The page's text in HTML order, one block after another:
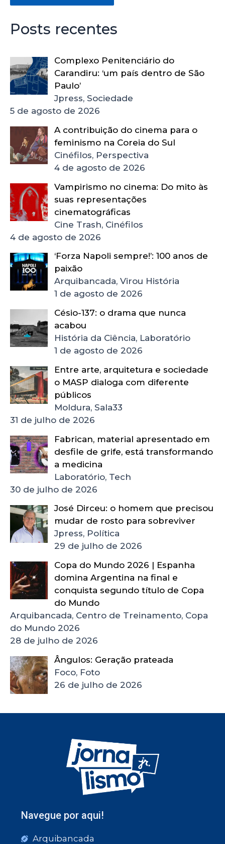
Posts recentes
Complexo Penitenciário do
Carandiru: ‘um país dentro de São
Paulo’
Jpress, Sociedade
5 de agosto de 2026
A contribuição do cinema para o
feminismo na Coreia do Sul
Cinéfilos, Perspectiva
4 de agosto de 2026
Vampirismo no cinema: Do mito às
suas representações
cinematográficas
Cine Trash, Cinéfilos
4 de agosto de 2026
‘Forza Napoli sempre!’: 100 anos de
paixão
Arquibancada, Virou História
1 de agosto de 2026
Césio-137: o drama que nunca
acabou
História da Ciência, Laboratório
1 de agosto de 2026
Entre arte, arquitetura e sociedade
o MASP dialoga com diferente
públicos
Moldura, Sala33
31 de julho de 2026
Fabrican, material apresentado em
desfile de grife, está transformando
a medicina
Laboratório, Tech
30 de julho de 2026
José Dirceu: o homem que precisou
mudar de rosto para sobreviver
Jpress, Política
29 de julho de 2026
Copa do Mundo 2026 | Espanha
domina Argentina na final e
conquista segundo título de Copa
do Mundo
Arquibancada, Centro de Treinamento, Copa
do Mundo 2026
28 de julho de 2026
Ângulos: Geração prateada
Foco, Foto
26 de julho de 2026
Navegue por aqui!
Arquibancada